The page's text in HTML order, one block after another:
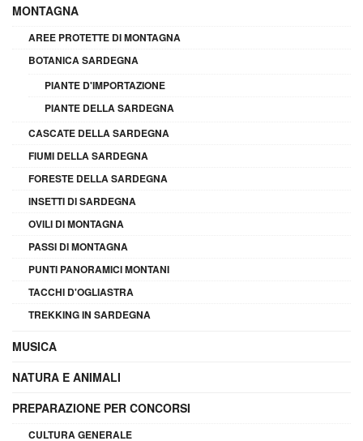
MONTAGNA
AREE PROTETTE DI MONTAGNA
BOTANICA SARDEGNA
PIANTE D'IMPORTAZIONE
PIANTE DELLA SARDEGNA
CASCATE DELLA SARDEGNA
FIUMI DELLA SARDEGNA
FORESTE DELLA SARDEGNA
INSETTI DI SARDEGNA
OVILI DI MONTAGNA
PASSI DI MONTAGNA
PUNTI PANORAMICI MONTANI
TACCHI D'OGLIASTRA
TREKKING IN SARDEGNA
MUSICA
NATURA E ANIMALI
PREPARAZIONE PER CONCORSI
CULTURA GENERALE